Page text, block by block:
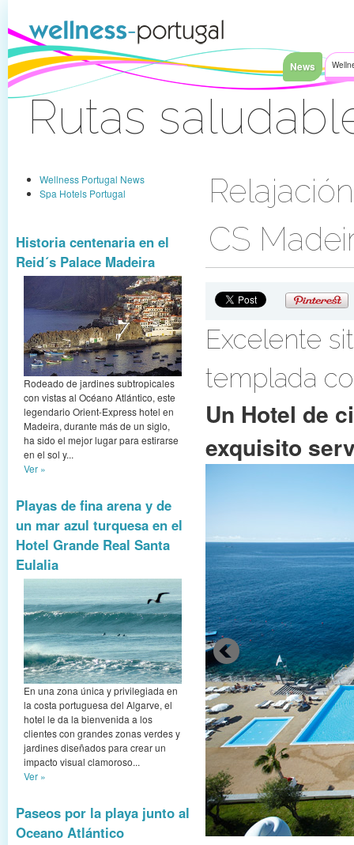
News
Rutas
Wellness Portugal News
Spa Hotels Portugal
Historia centenaria en el
Reid´s Palace Madeira
Rodeado de jardines subtropicales
con vistas al Océano Atlántico, este
legendario Orient-Express hotel en
Madeira, durante más de un siglo,
ha sido el mejor lugar para estirarse
en el sol y...
Ver »
Playas de fina arena y de
un mar azul turquesa en el
Hotel Grande Real Santa
Eulalia
En una zona única y privilegiada en
la costa portuguesa del Algarve, el
hotel le da la bienvenida a los
clientes con grandes zonas verdes y
jardines diseñados para crear un
impacto visual clamoroso...
Ver »
Paseos por la playa junto al
Oceano Atlántico
CS
Excelente
templada
Un Hotel de
exquisito